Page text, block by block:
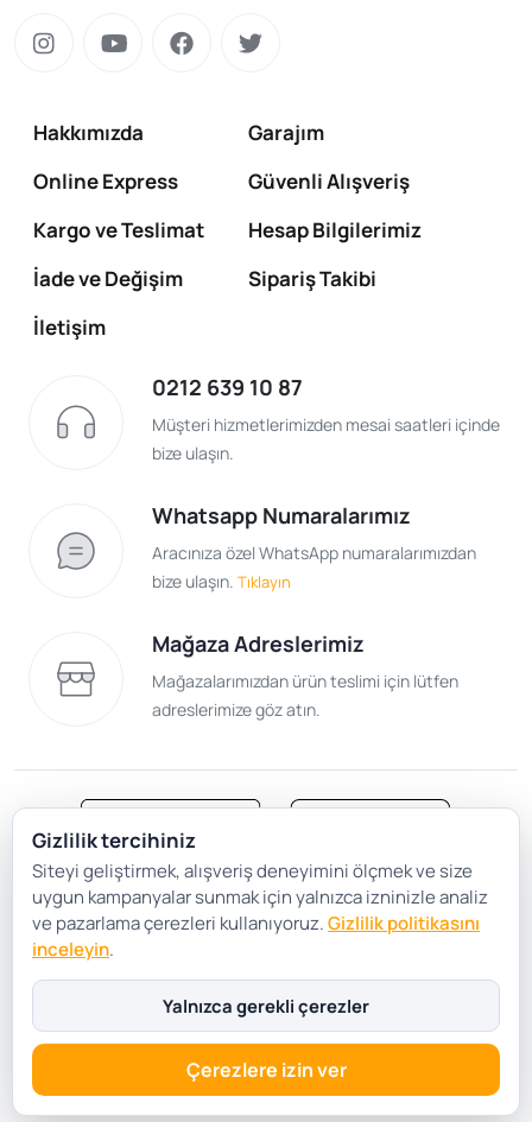
Hakkımızda
Garajım
Online Express
Güvenli Alışveriş
Kargo ve Teslimat
Hesap Bilgilerimiz
İade ve Değişim
Sipariş Takibi
İletişim
0212 639 10 87
Müşteri hizmetlerimizden mesai saatleri içinde
bize ulaşın.
Whatsapp Numaralarımız
Aracınıza özel WhatsApp numaralarımızdan
bize ulaşın. Tıklayın
Mağaza Adreslerimiz
Mağazalarımızdan ürün teslimi için lütfen
adreslerimize göz atın.
Satış Sözleşmesi
Gizlilik ve Güvenlik
Gizlilik Politikası
Çerez Tercihleri
Gizlilik tercihiniz
Siteyi geliştirmek, alışveriş deneyimini ölçmek ve size
uygun kampanyalar sunmak için yalnızca izninizle analiz
ve pazarlama çerezleri kullanıyoruz.Gizlilik politikasını
inceleyin.
Yalnızca gerekli çerezler
Çerezlere izin ver